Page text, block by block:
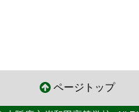
ページトップ